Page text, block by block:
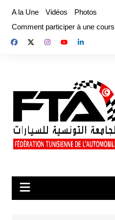
contenu
A la Une Vidéos
Photos
Comment participer à une